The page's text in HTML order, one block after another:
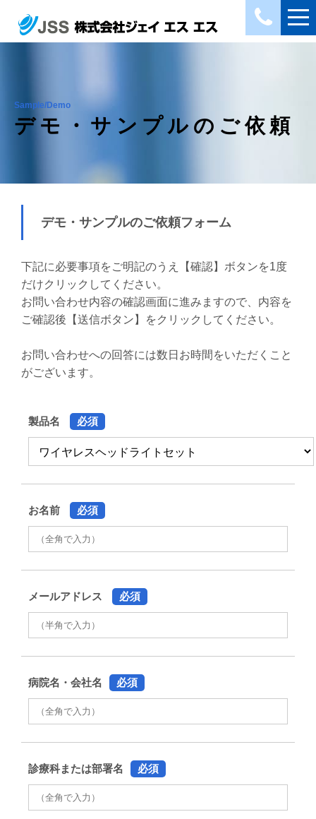
Sample/Demo
デモ・サンプルのご依頼
デモ・サンプルのご依頼フォーム
下記に必要事項をご明記のうえ【確認】ボタンを1度
だけクリックしてください。
お問い合わせ内容の確認画面に進みますので、内容を
ご確認後【送信ボタン】をクリックしてください。
お問い合わせへの回答には数日お時間をいただくこと
がございます。
製品名 必須
お名前 必須
メールアドレス 必須
病院名・会社名 必須
診療科または部署名 必須